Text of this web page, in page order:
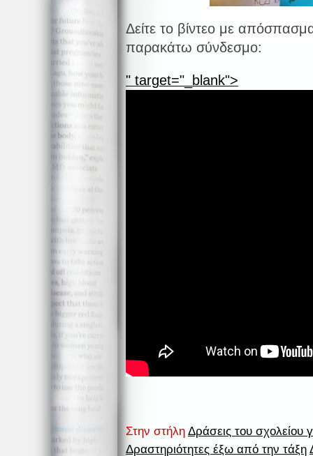
Δείτε το βίντεο με
παρακάτω σύνδεσμο:
" target="_blank">
Στην στήλη Δράσεις του σχολείου
Δραστηριότητες έξω από την τάξη